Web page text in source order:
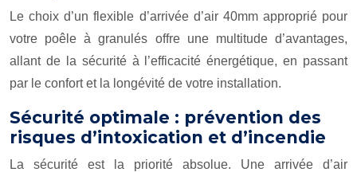
Le choix d’un flexible d’arrivée d’air 40mm approprié pour
votre poêle à granulés offre une multitude d’avantages,
allant de la sécurité à l’efficacité énergétique, en passant
par le confort et la longévité de votre installation.
Sécurité optimale : prévention des
risques d’intoxication et d’incendie
La sécurité est la priorité absolue. Une arrivée d’air